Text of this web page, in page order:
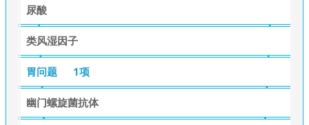
尿酸
类风湿因子
胃问题 1项
幽门螺旋菌抗体